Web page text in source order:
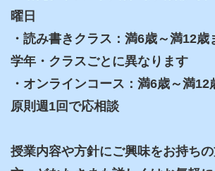
曜日
・読み書きクラス：満6歳～満12
学年・クラスごとに異なります
・オンラインコース：満6歳～満
原則週1回で応相談
授業内容や方針にご興味をお持ち